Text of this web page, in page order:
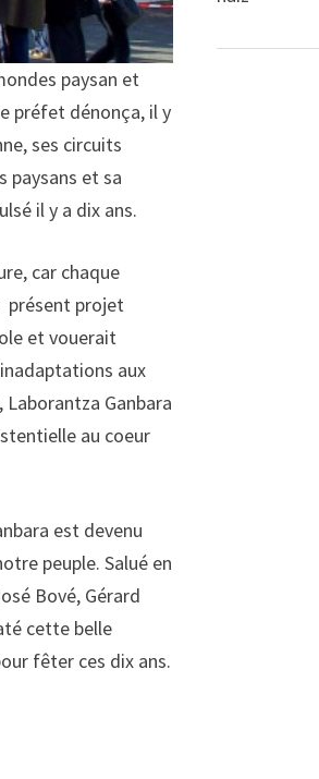
paysan et
préfet dénonça, il y
ses circuits
paysans et sa
il y a dix ans.
car chaque
présent projet
et vouerait
aux
Ganbara
au coeur
est devenu
peuple. Salué en
Bové, Gérard
cette belle
fêter ces dix ans.